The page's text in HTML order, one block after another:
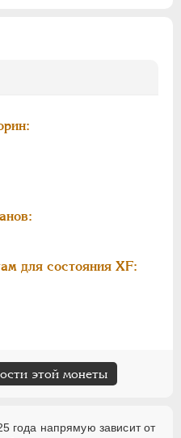
для состояния XF:
этой монеты
года напрямую зависит от